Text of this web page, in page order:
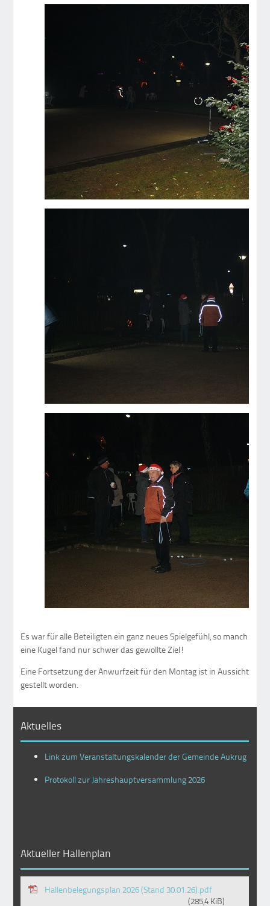
Es war für alle Beteiligten ein ganz neues Spielgefühl, so manch
eine Kugel fand nur schwer das gewollte Ziel!
Eine Fortsetzung der Anwurfzeit für den Montag ist in Aussicht
gestellt worden.
Aktuelles
Link zum Veranstaltungskalender der Gemeinde Aukrug
Protokoll zur Jahreshauptversammlung 2026
Aktueller Hallenplan
Hallenbelegungsplan 2026 (Stand 30.01.26).pdf
(285,4 KiB)